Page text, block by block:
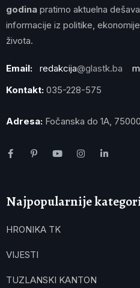
godina pratimo aktuelna
informacije iz politike,
života.
Email: redakcija@glastk.ba
Kontakt: 035-228-575
Adresa: Fočanska do 1A,
Najpopularnije
HRONIKA TK
VIJESTI
TUZLANSKI KANTON